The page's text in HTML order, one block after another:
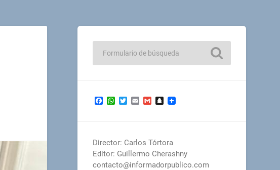
Facebook
WhatsApp
TwitterEmailGmailSnapchat
Director: Carlos Tórtora
Editor: Guillermo Cherashny
contacto@informadorpublico.com